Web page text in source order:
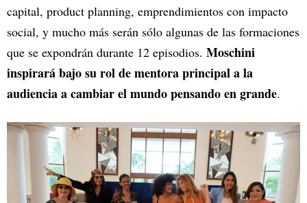
capital, product planning, emprendimientos con impacto
social, y mucho más serán sólo algunas de las formaciones
que se expondrán durante 12 episodios. Moschini
inspirará bajo su rol de mentora principal a la
audiencia a cambiar el mundo pensando en grande.